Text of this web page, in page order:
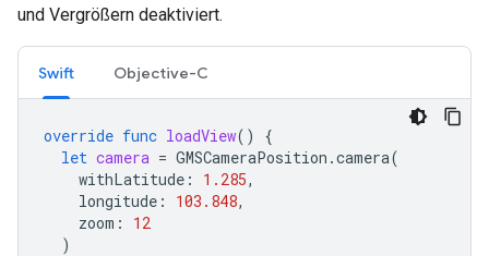
und Vergrößern deaktiviert.
Swift Objective-C
override func loadView()
{
let camera = GMSCameraPosition .camera(
withLatitude : 1.285,
longitude : 103.848,
zoom :
12
)